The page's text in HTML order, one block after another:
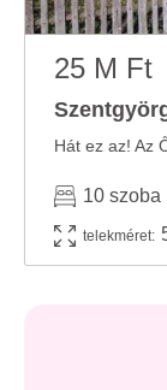
25 M Ft
10 szoba
telekméret: